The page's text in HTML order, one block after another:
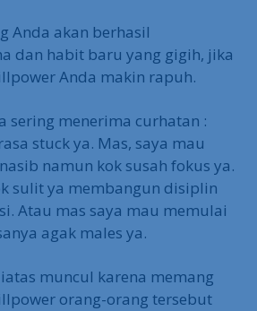
Anda akan berhasil
dan habit baru yang gigih, jika
Anda makin rapuh.
sering menerima curhatan :
stuck ya. Mas, saya mau
namun kok susah fokus ya.
sulit ya membangun disiplin
Atau mas saya mau memulai
agak males ya.
muncul karena memang
orang-orang tersebut